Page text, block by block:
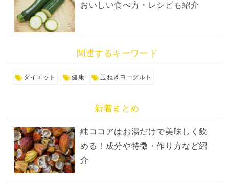
おいしい食べ方・レシピも紹介
関連するキーワード
ダイエット 健康 玉ねぎヨーグルト
新着まとめ
純ココアはお湯だけで美味しく飲
める！成分や特徴・作り方など紹
介